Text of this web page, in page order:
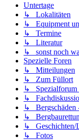
Untertage
↳ Lokalitäten
↳ Equipment
↳ Termine
↳ Literatur
↳ sonst noch
Spezielle Foren
↳ Mitteilungen
↳ Zum Füllort
↳ Spezialforum
↳
↳ Bergschäden
↳
↳ Geschichten/
↳ Fotos